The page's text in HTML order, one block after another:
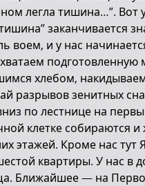
легла тишина…”. Вот
заканчивается
воем, и у нас
подготовленную
хлебом,
разрывов зенитных
по лестнице на
клетке собираются и
этажей. Кроме нас тут
квартиры. У нас в
Ближайшее — на